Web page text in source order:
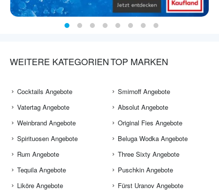
WEITERE KATEGORIEN
Cocktails Angebote
Vatertag Angebote
Weinbrand Angebote
Spirituosen Angebote
Rum Angebote
Tequila Angebote
Liköre Angebote
TOP MARKEN
Smirnoff Angebote
Absolut Angebote
Original Fies Angebote
Beluga Wodka Angebote
Three Sixty Angebote
Puschkin Angebote
Fürst Uranov Angebote